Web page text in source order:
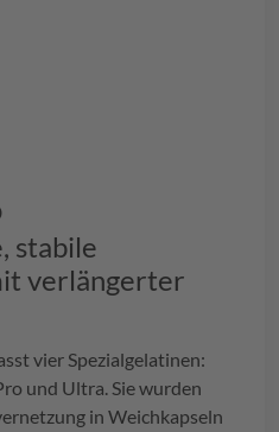
stabile
verlängerter
vier Spezialgelatinen:
und Ultra. Sie wurden
in Weichkapseln